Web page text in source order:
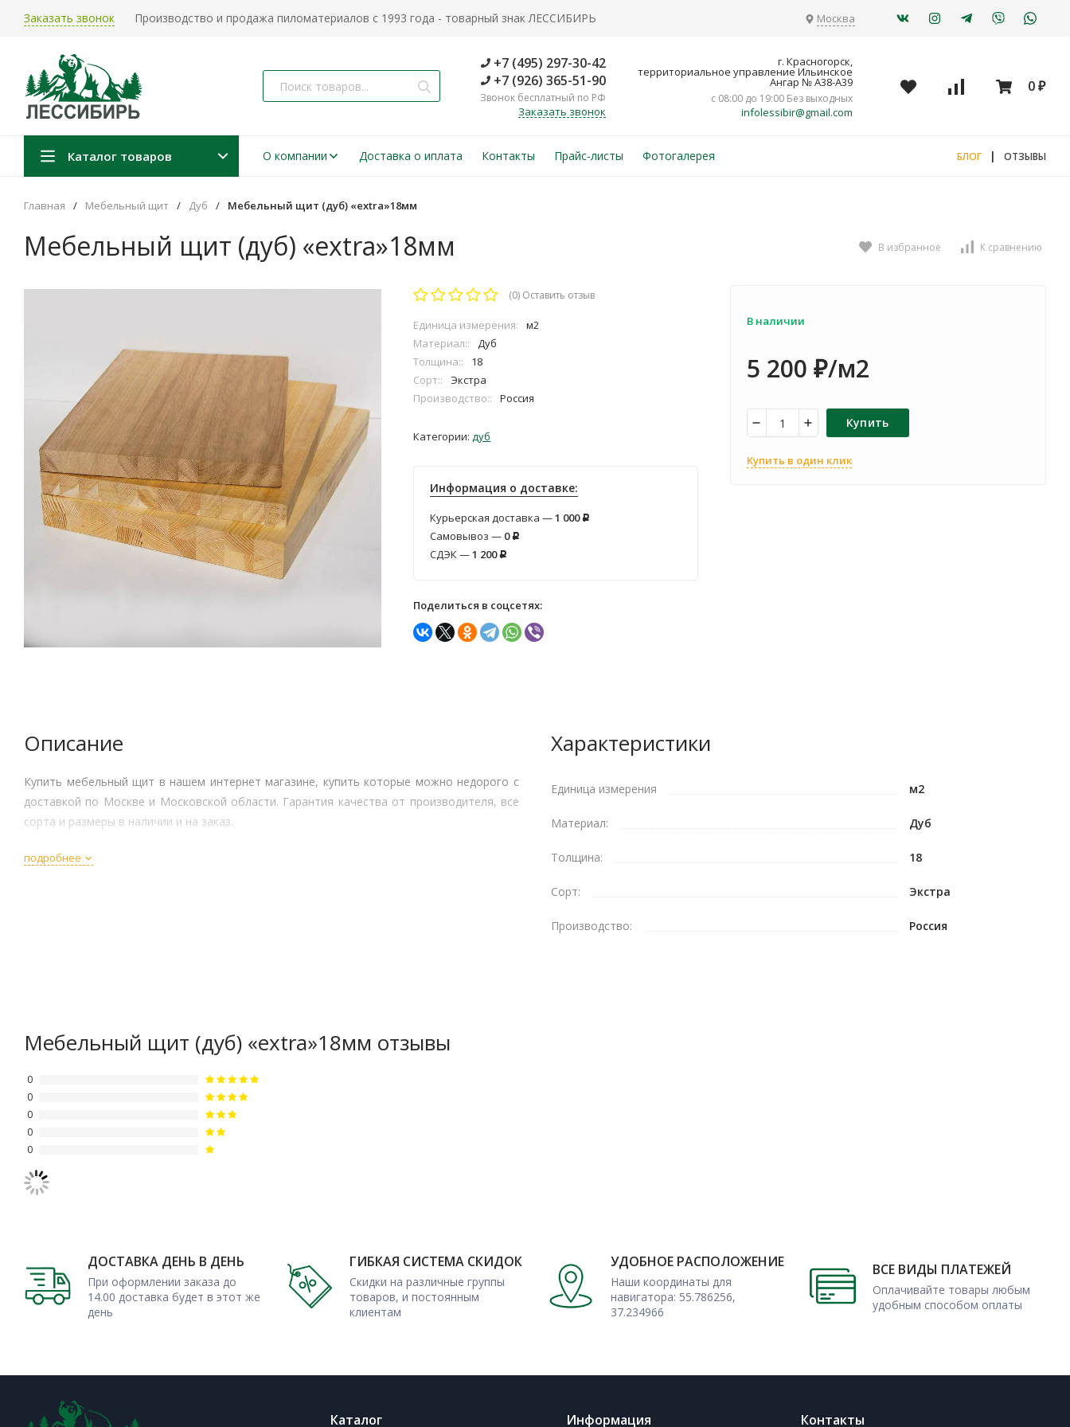
Заказать звонок Производство и продажа пиломатериалов с 1993 года - товарный знак ЛЕССИБИРЬ Москва
+7 (495) 297-30-42
+7 (926) 365-51-90
Звонок бесплатный по РФ
Заказать звонок
г. Красногорск,
территориальное управление Ильинское
Ангар № А38-А39
с 08:00 до 19:00 Без выходных
infolessibir@gmail.com
0 ₽
Каталог товаров О компании Доставка о иплата Контакты Прайс-листы Фотогалерея БЛОГ | ОТЗЫВЫ
Главная / Мебельный щит / Дуб / Мебельный щит (дуб) «extra»18мм
Мебельный щит (дуб) «extra»18мм В избранное К сравнению
(0) Оставить отзыв
Единица измерения:
м2
Материал::
Дуб
Толщина::
18
Сорт::
Экстра
Производство::
Россия
Категории:дуб
Информация о доставке:
Курьерская доставка —1 000 Р
Самовывоз — 0 Р
СДЭК —1 200 Р
Поделиться в соцсетях:
В наличии
5 200 ₽/м2
Купить
Купить в один клик
Описание
Купить мебельный щит в нашем интернет магазине, купить которые можно недорого с
доставкой по Москве и Московской области. Гарантия качества от производителя, все
сорта и размеры в наличии и на заказ.
подробнее
Характеристики
Единица измерения м2
Материал: Дуб
Толщина: 18
Сорт: Экстра
Производство: Россия
Мебельный щит (дуб) «extra»18мм отзывы
0
0
0
0
0
ДОСТАВКА ДЕНЬ В ДЕНЬ
При оформлении заказа до
14.00 доставка будет в этот же
день
ГИБКАЯ СИСТЕМА СКИДОК
Скидки на различные группы
товаров, и постоянным
клиентам
УДОБНОЕ РАСПОЛОЖЕНИЕ
Наши координаты для
навигатора: 55.786256,
37.234966
ВСЕ ВИДЫ ПЛАТЕЖЕЙ
Оплачивайте товары любым
удобным способом оплаты
Каталог Информация Контакты